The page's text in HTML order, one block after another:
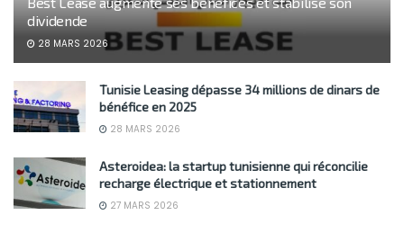
dividende
28 MARS 2026
Tunisie Leasing dépasse 34 millions de dinars de
bénéfice en 2025
28 MARS 2026
Asteroidea: la startup tunisienne qui réconcilie
recharge électrique et stationnement
27 MARS 2026